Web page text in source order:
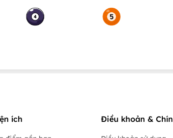
ích Điều khoản &